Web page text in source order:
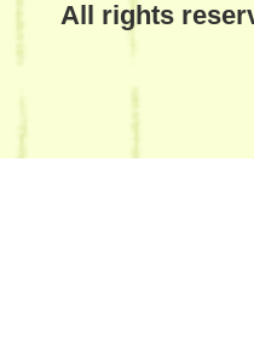
All rights